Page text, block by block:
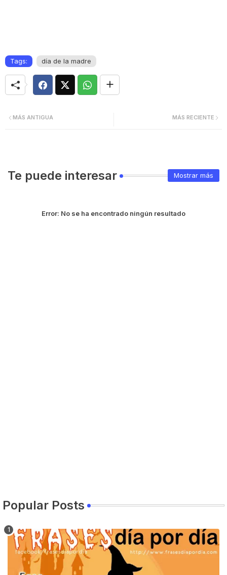
Tags: día de la madre
MÁS RECIENTE
MÁS ANTIGUA
Te puede interesar Mostrar más
Error: No se ha encontrado ningún resultado
Popular Posts